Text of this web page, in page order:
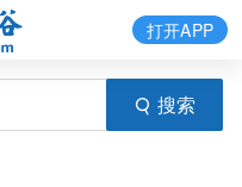
搜索
打开APP